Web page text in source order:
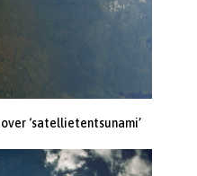
‘satellietentsunami’